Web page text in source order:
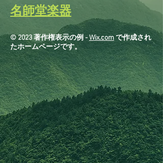
名師堂楽器
© 2023 著作権表示の例 -Wix.comで作成され
たホームページです。